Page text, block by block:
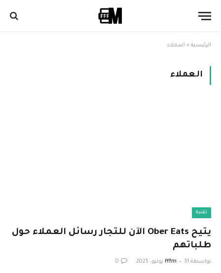
الرئيسية » العملاء
العملاء
تقنية
يتيح Ober Eats الآن للتجار رسائل العملاء حول
طلباتهم
بواسطة fffm 31 يوليو، 2025 0